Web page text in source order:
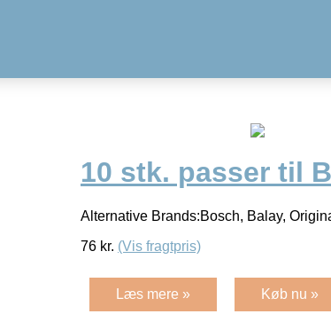
10 stk. passer til
Alternative Brands:Bosch, Balay,
76 kr. (Vis fragtpris)
Læs mere » Køb nu »